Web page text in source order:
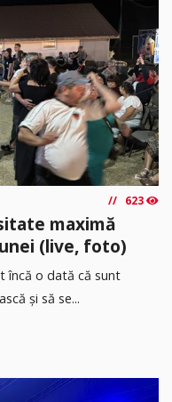
623
maximă
(live, foto)
încă o dată că sunt
și să se...